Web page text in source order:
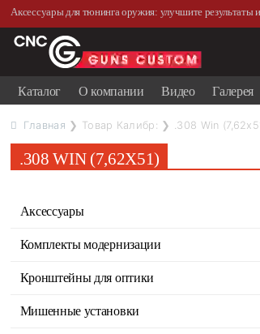
Аксессуары для тюнинга оружия: улучшите результаты
Каталог О компании Видео Галерея
Главная ❯ Товар Калибр: ❯ .308 Win
.308 WIN (7,62X51)
Аксессуары
Комплекты модернизации
Кронштейны для оптики
Мишенные установки